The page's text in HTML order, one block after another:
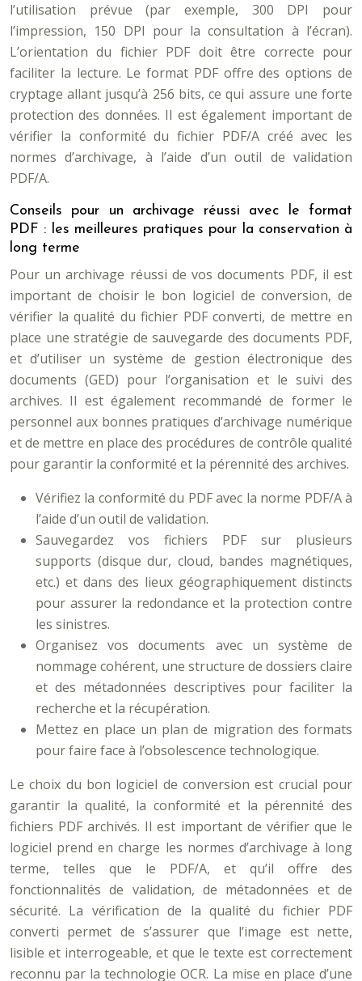
l’utilisation prévue (par exemple, 300 DPI pour
l’impression, 150 DPI pour la consultation à l’écran).
L’orientation du fichier PDF doit être correcte pour
faciliter la lecture. Le format PDF offre des options de
cryptage allant jusqu’à 256 bits, ce qui assure une forte
protection des données. Il est également important de
vérifier la conformité du fichier PDF/A créé avec les
normes d’archivage, à l’aide d’un outil de validation
PDF/A.
Conseils pour un archivage réussi avec le format
PDF : les meilleures pratiques pour la conservation à
long terme
Pour un archivage réussi de vos documents PDF, il est
important de choisir le bon logiciel de conversion, de
vérifier la qualité du fichier PDF converti, de mettre en
place une stratégie de sauvegarde des documents PDF,
et d’utiliser un système de gestion électronique des
documents (GED) pour l’organisation et le suivi des
archives. Il est également recommandé de former le
personnel aux bonnes pratiques d’archivage numérique
et de mettre en place des procédures de contrôle qualité
pour garantir la conformité et la pérennité des archives.
Vérifiez la conformité du PDF avec la norme PDF/A à
l’aide d’un outil de validation.
Sauvegardez vos fichiers PDF sur plusieurs
supports (disque dur, cloud, bandes magnétiques,
etc.) et dans des lieux géographiquement distincts
pour assurer la redondance et la protection contre
les sinistres.
Organisez vos documents avec un système de
nommage cohérent, une structure de dossiers claire
et des métadonnées descriptives pour faciliter la
recherche et la récupération.
Mettez en place un plan de migration des formats
pour faire face à l’obsolescence technologique.
Le choix du bon logiciel de conversion est crucial pour
garantir la qualité, la conformité et la pérennité des
fichiers PDF archivés. Il est important de vérifier que le
logiciel prend en charge les normes d’archivage à long
terme, telles que le PDF/A, et qu’il offre des
fonctionnalités de validation, de métadonnées et de
sécurité. La vérification de la qualité du fichier PDF
converti permet de s’assurer que l’image est nette,
lisible et interrogeable, et que le texte est correctement
reconnu par la technologie OCR. La mise en place d’une